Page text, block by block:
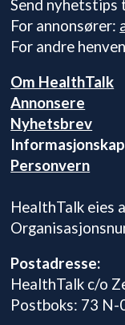
Send nyhetstips
For annonsører:
For andre
Om HealthTalk
Annonsere
Nyhetsbrev
Personvern
HealthTalk eies
Postadresse:
HealthTalk c/o
Postboks: 73 N-